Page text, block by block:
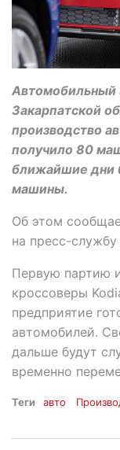
Автомобильный
Закарпатской
производство
получило 80
ближайшие дни
машины.
Об этом
на пресс-
Первую партию
кроссоверы
предприятие
автомобилей.
дальше будут
временно
Теги авто